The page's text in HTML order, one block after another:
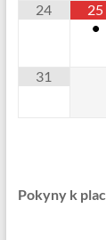
24
25
•
31
Pokyny k